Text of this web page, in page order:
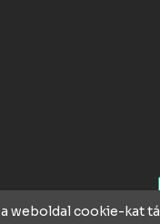
weboldal cookie-kat